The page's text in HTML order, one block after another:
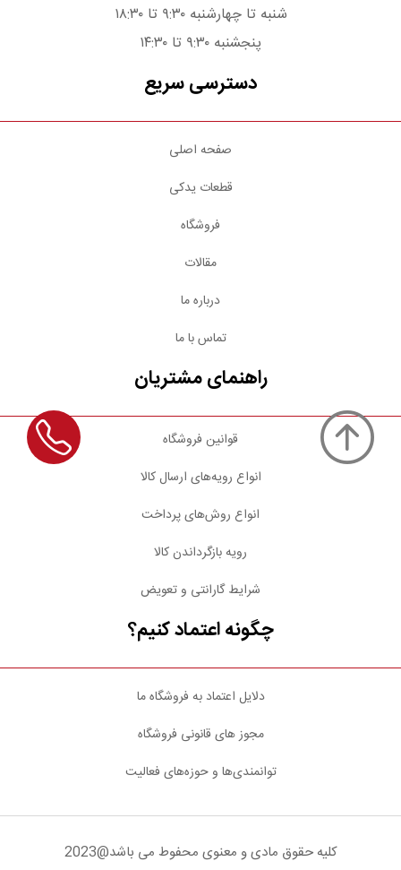
شنبه تا چهارشنبه ۹:۳۰ تا ۱۸:۳۰
پنجشنبه ۹:۳۰ تا ۱۴:۳۰
دسترسی سریع
صفحه اصلی
قطعات یدکی
فروشگاه
مقالات
درباره ما
تماس با ما
راهنمای مشتریان
قوانین فروشگاه
انواع رویه‌های ارسال کالا
انواع روش‌های پرداخت
رویه بازگرداندن کالا
شرایط گارانتی و تعویض
چگونه اعتماد کنیم؟
دلایل اعتماد به فروشگاه ما
مجوز های قانونی فروشگاه
توانمندی‌ها و حوزه‌های فعالیت
کلیه حقوق مادی و معنوی محفوط می باشد@2023